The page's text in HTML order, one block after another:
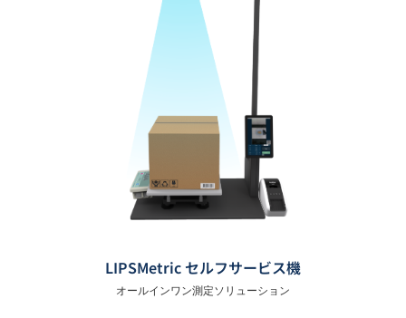
LIPSMetric セルフサービス機
オールインワン測定ソリューション